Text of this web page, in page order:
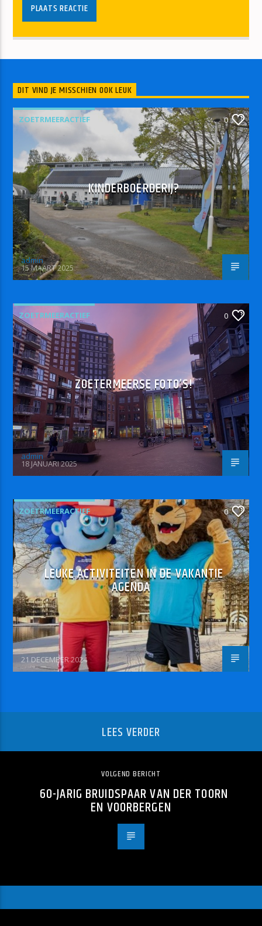
DIT VIND JE MISSCHIEN OOK LEUK
ZOETRMEERACTIEF 0
KINDERBOERDERIJ?
admin
15 MAART 2025
ZOETRMEERACTIEF 0
ZOETERMEERSE FOTO’S!
admin
18 JANUARI 2025
ZOETRMEERACTIEF 0
LEUKE ACTIVITEITEN IN DE VAKANTIE
AGENDA
21 DECEMBER 2024
LEES VERDER
VOLGEND BERICHT
60-JARIG BRUIDSPAAR VAN DER TOORN
EN VOORBERGEN